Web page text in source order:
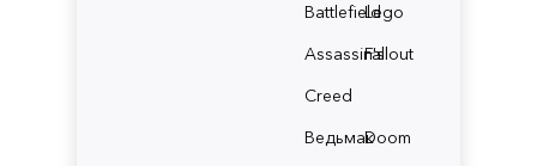
BattlefieldLego
Assassin's
Creed
Fallout
ВедьмакDoom